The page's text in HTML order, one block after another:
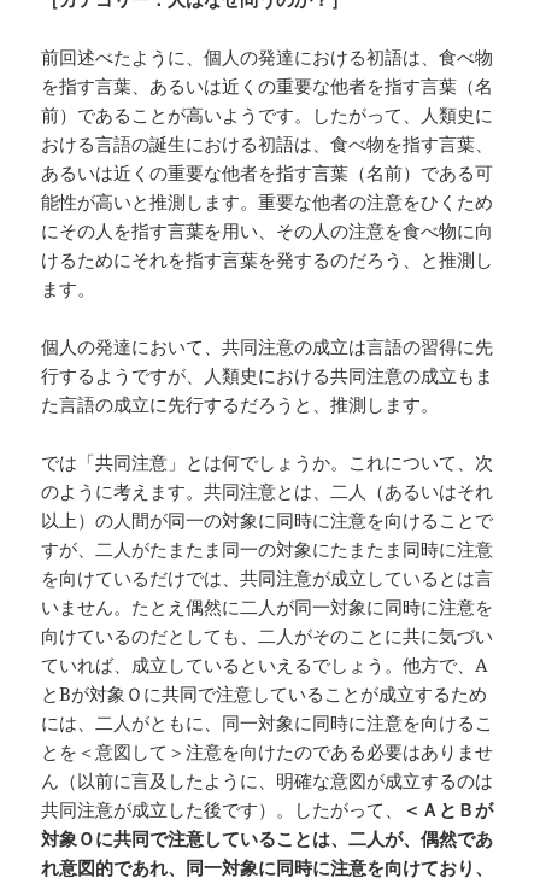
前回述べたように、個人の発達における初語は、食べ物
を指す言葉、あるいは近くの重要な他者を指す言葉（名
前）であることが高いようです。したがって、人類史に
おける言語の誕生における初語は、食べ物を指す言葉、
あるいは近くの重要な他者を指す言葉（名前）である可
能性が高いと推測します。重要な他者の注意をひくため
にその人を指す言葉を用い、その人の注意を食べ物に向
けるためにそれを指す言葉を発するのだろう、と推測し
ます。
個人の発達において、共同注意の成立は言語の習得に先
行するようですが、人類史における共同注意の成立もま
た言語の成立に先行するだろうと、推測します。
では「共同注意」とは何でしょうか。これについて、次
のように考えます。共同注意とは、二人（あるいはそれ
以上）の人間が同一の対象に同時に注意を向けることで
すが、二人がたまたま同一の対象にたまたま同時に注意
を向けているだけでは、共同注意が成立しているとは言
いません。たとえ偶然に二人が同一対象に同時に注意を
向けているのだとしても、二人がそのことに共に気づい
ていれば、成立しているといえるでしょう。他方で、A
とBが対象Ｏに共同で注意していることが成立するため
には、二人がともに、同一対象に同時に注意を向けるこ
とを＜意図して＞注意を向けたのである必要はありませ
ん（以前に言及したように、明確な意図が成立するのは
共同注意が成立した後です）。したがって、
＜ＡとＢが
対象Ｏに共同で注意していることは、二人が、偶然であ
れ意図的であれ、同一対象に同時に注意を向けており、